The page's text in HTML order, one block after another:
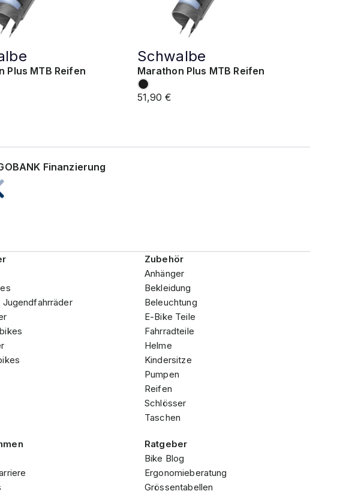
Plus MTB Reifen
Schwalbe
Marathon Plus MTB Reifen
51,90 €
Finanzierung
Jugendfahrräder
Zubehör
Anhänger
Bekleidung
Beleuchtung
E-Bike Teile
Fahrradteile
Helme
Kindersitze
Pumpen
Reifen
Schlösser
Taschen
Ratgeber
Bike Blog
Ergonomieberatung
Grössentabellen